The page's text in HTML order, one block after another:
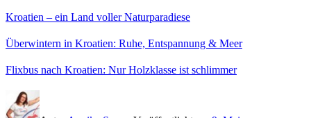
Kroatien – ein Land voller Naturparadiese
Überwintern in Kroatien: Ruhe, Entspannung & Meer
Flixbus nach Kroatien: Nur Holzklasse ist schlimmer